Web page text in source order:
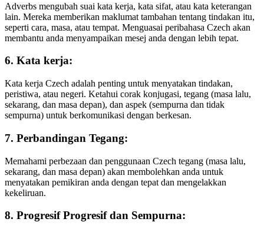
Adverbs mengubah suai kata kerja, kata sifat, atau kata keterangan
lain. Mereka memberikan maklumat tambahan tentang tindakan itu,
seperti cara, masa, atau tempat. Menguasai peribahasa Czech akan
membantu anda menyampaikan mesej anda dengan lebih tepat.
6. Kata kerja:
Kata kerja Czech adalah penting untuk menyatakan tindakan,
peristiwa, atau negeri. Ketahui corak konjugasi, tegang (masa lalu,
sekarang, dan masa depan), dan aspek (sempurna dan tidak
sempurna) untuk berkomunikasi dengan berkesan.
7. Perbandingan Tegang:
Memahami perbezaan dan penggunaan Czech tegang (masa lalu,
sekarang, dan masa depan) akan membolehkan anda untuk
menyatakan pemikiran anda dengan tepat dan mengelakkan
kekeliruan.
8. Progresif Progresif dan Sempurna: